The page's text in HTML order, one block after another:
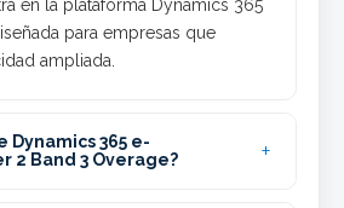
en la plataforma Dynamics 365
para empresas que
ampliada.
Dynamics 365 e-
2 Band 3 Overage?